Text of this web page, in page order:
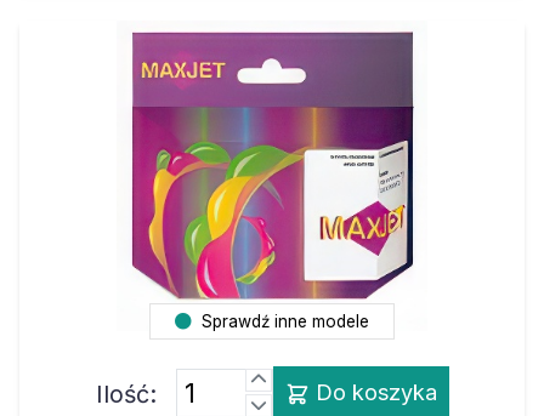
Sprawdź inne modele
Ilość: Do koszyka